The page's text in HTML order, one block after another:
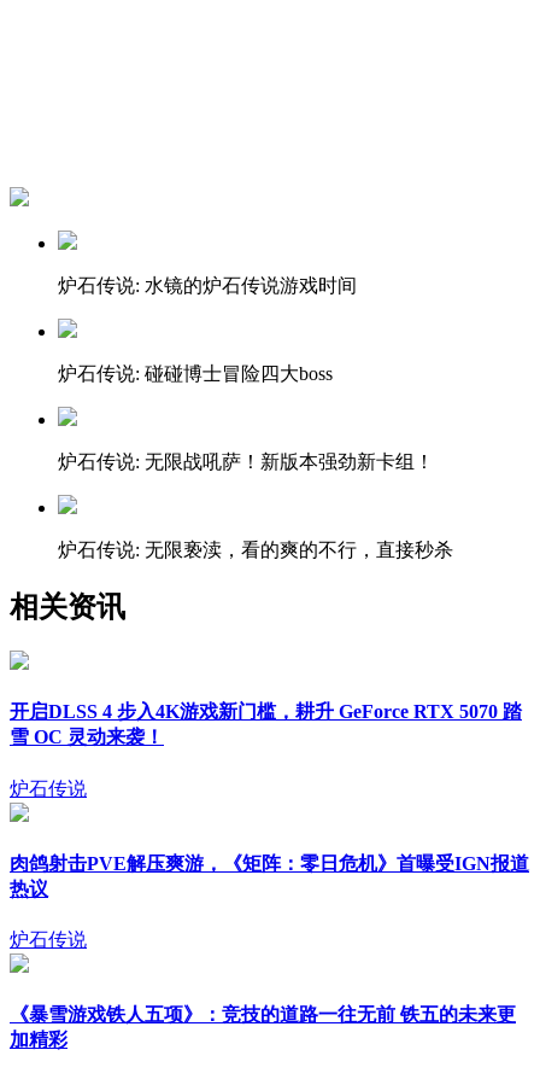
炉石传说: 水镜的炉石传说游戏时间
炉石传说: 碰碰博士冒险四大boss
炉石传说: 无限战吼萨！新版本强劲新卡组！
炉石传说: 无限亵渎，看的爽的不行，直接秒杀
相关资讯
开启DLSS 4 步入4K游戏新门槛，耕升 GeForce RTX 5070 踏
雪 OC 灵动来袭！
炉石传说
肉鸽射击PVE解压爽游，《矩阵：零日危机》首曝受IGN报道
热议
炉石传说
《暴雪游戏铁人五项》：竞技的道路一往无前 铁五的未来更
加精彩